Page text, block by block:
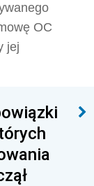
OC
jej